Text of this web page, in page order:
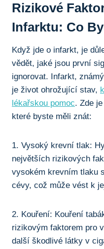
Rizikové
Infarktu: Co
Když ​jde o infarkt, je
⁣vědět, jaké jsou první
ignorovat. Infarkt,
je život ohrožující stav,
lékařskou pomoc. Zde
které‌ byste měli znát:
1. Vysoký krevní tlak:
⁤největších rizikových
vysokém krevním‌ tlaku
cévy, což může vést k
2.⁢ Kouření: Kouření
rizikovým faktorem pro
další škodlivé látky v